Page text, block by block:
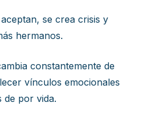
se crea crisis y
hermanos.
constantemente de
vínculos emocionales
por vida.